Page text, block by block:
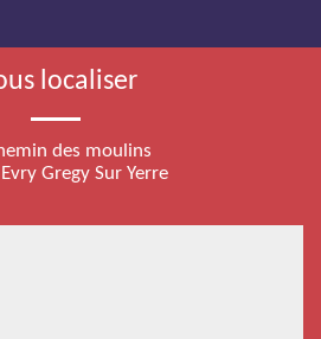
localiser
des moulins
Gregy Sur Yerre